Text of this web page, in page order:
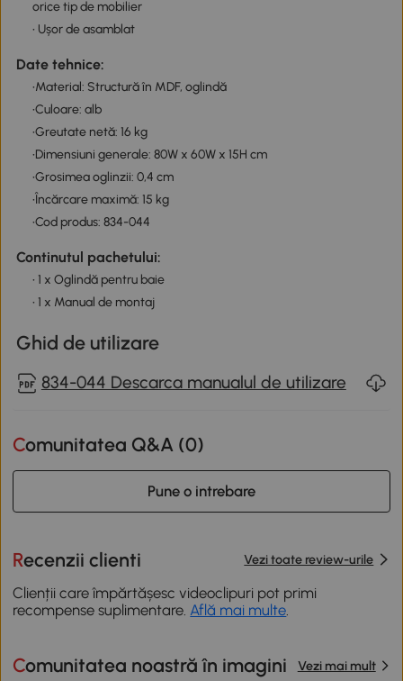
orice tip de mobilier
• Ușor de asamblat
Date tehnice:
•Material: Structură în MDF, oglindă
•Culoare: alb
•Greutate netă: 16 kg
•Dimensiuni generale: 80W x 60W x 15H cm
•Grosimea oglinzii: 0,4 cm
•Încărcare maximă: 15 kg
•Cod produs: 834-044
Continutul pachetului:
• 1 x Oglindă pentru baie
• 1 x Manual de montaj
Ghid de utilizare
834-044 Descarca manualul de utilizare
Comunitatea Q&A (0)
Pune o intrebare
Recenzii clienti Vezi toate review-urile
Clienții care împărtășesc videoclipuri pot primi
recompense suplimentare. Află mai multe
Comunitatea noastră în imagini Vezi mai mult